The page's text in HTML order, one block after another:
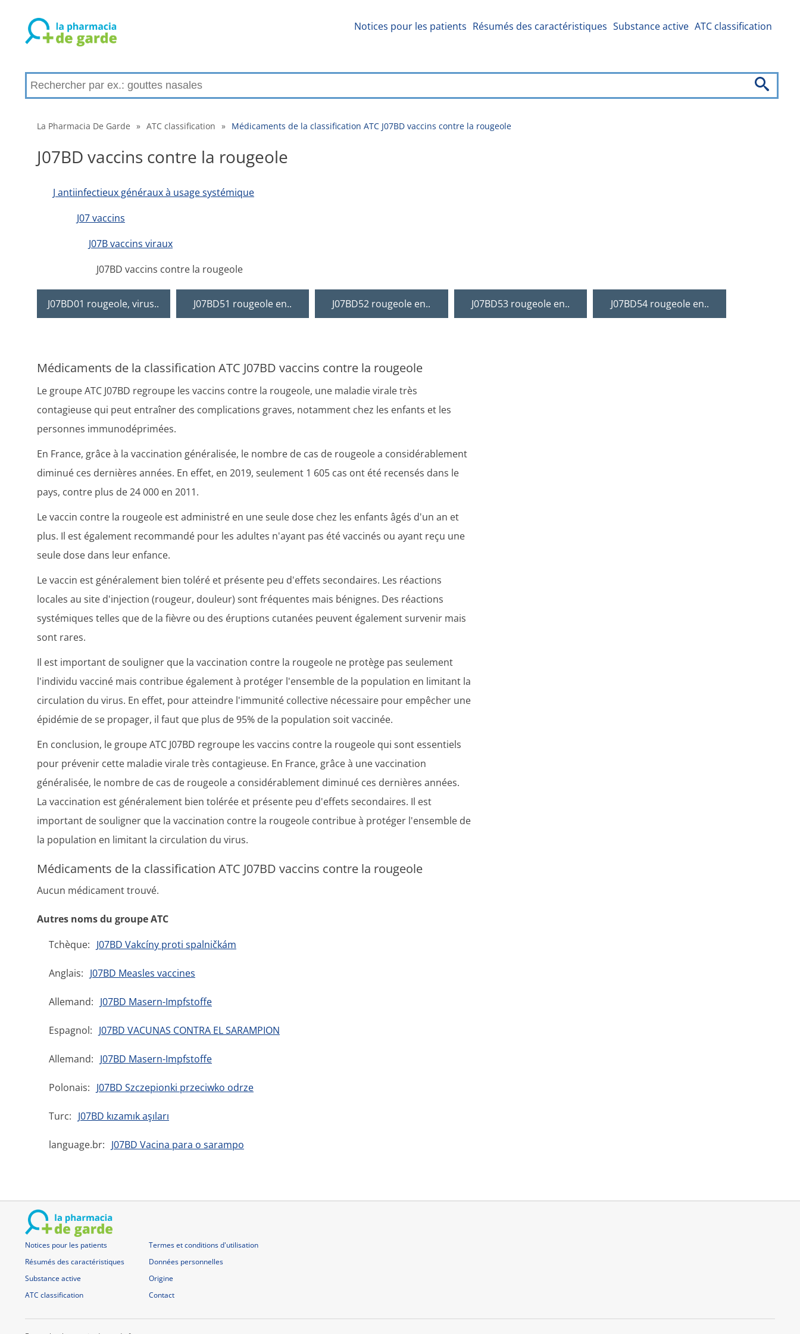
Notices pour les patients Résumés des caractéristiques Substance active ATC classification
La Pharmacia De Garde » ATC classification » Médicaments de la classification ATC J07BD vaccins contre la rougeole
J07BD vaccins contre la rougeole
J antiinfectieux généraux à usage systémique
J07 vaccins
J07B vaccins viraux
J07BD vaccins contre la rougeole
J07BD01 rougeole, virus.. J07BD51 rougeole en.. J07BD52 rougeole en.. J07BD53 rougeole en.. J07BD54 rougeole en..
Médicaments de la classification ATC J07BD vaccins contre la rougeole
Le groupe ATC J07BD regroupe les vaccins contre la rougeole, une maladie virale très
contagieuse qui peut entraîner des complications graves, notamment chez les enfants et les
personnes immunodéprimées.
En France, grâce à la vaccination généralisée, le nombre de cas de rougeole a considérablement
diminué ces dernières années. En effet, en 2019, seulement 1 605 cas ont été recensés dans le
pays, contre plus de 24 000 en 2011.
Le vaccin contre la rougeole est administré en une seule dose chez les enfants âgés d'un an et
plus. Il est également recommandé pour les adultes n'ayant pas été vaccinés ou ayant reçu une
seule dose dans leur enfance.
Le vaccin est généralement bien toléré et présente peu d'effets secondaires. Les réactions
locales au site d'injection (rougeur, douleur) sont fréquentes mais bénignes. Des réactions
systémiques telles que de la fièvre ou des éruptions cutanées peuvent également survenir mais
sont rares.
Il est important de souligner que la vaccination contre la rougeole ne protège pas seulement
l'individu vacciné mais contribue également à protéger l'ensemble de la population en limitant la
circulation du virus. En effet, pour atteindre l'immunité collective nécessaire pour empêcher une
épidémie de se propager, il faut que plus de 95% de la population soit vaccinée.
En conclusion, le groupe ATC J07BD regroupe les vaccins contre la rougeole qui sont essentiels
pour prévenir cette maladie virale très contagieuse. En France, grâce à une vaccination
généralisée, le nombre de cas de rougeole a considérablement diminué ces dernières années.
La vaccination est généralement bien tolérée et présente peu d'effets secondaires. Il est
important de souligner que la vaccination contre la rougeole contribue à protéger l'ensemble de
la population en limitant la circulation du virus.
Médicaments de la classification ATC J07BD vaccins contre la rougeole
Aucun médicament trouvé.
Autres noms du groupe ATC
Tchèque: J07BD Vakcíny proti spalničkám
Anglais: J07BD Measles vaccines
Allemand: J07BD Masern-Impfstoffe
Espagnol: J07BD VACUNAS CONTRA EL SARAMPION
Allemand: J07BD Masern-Impfstoffe
Polonais: J07BD Szczepionki przeciwko odrze
Turc: J07BD kızamık aşıları
language.br: J07BD Vacina para o sarampo
Notices pour les patients
Résumés des caractéristiques
Substance active
ATC classification
Termes et conditions d'utilisation
Données personnelles
Origine
Contact